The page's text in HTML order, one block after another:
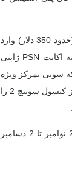
مدل جدید پلی استیشن 5 با کاهش قیمت از 72980 ین (حدود 473 دلار) به 55000 ین (حدود 350 دلار) وارد
ژاپن شده است. این نسخه فقط از زبان ژاپنی پشتیبانی می کند و برای استفاده نیاز به اکانت PSN ژاپنی
سونی تمرکز ویژه
ای بر افزایش فروش در بازار داخلی ژاپن دارد. در همین زمینه، نینتندو نسخه ویژه ای از کنسول سوییچ 2 را
آمار فروش کنسول ها (سخت افزار) در ژاپن در فاصله 17 نوامبر 23 نوامبر 2025 (26 نوامبر تا 2 دسامبر